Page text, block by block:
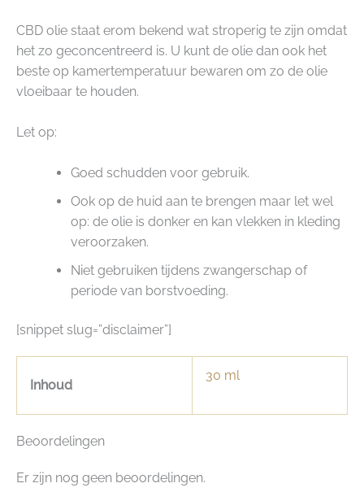
CBD olie staat erom bekend wat stroperig te zijn omdat
het zo geconcentreerd is. U kunt de olie dan ook het
beste op kamertemperatuur bewaren om zo de olie
vloeibaar te houden.
Let op:
Goed schudden voor gebruik.
Ook op de huid aan te brengen maar let wel
op: de olie is donker en kan vlekken in kleding
veroorzaken.
Niet gebruiken tijdens zwangerschap of
periode van borstvoeding.
[snippet slug=”disclaimer”]
Inhoud
30 ml
Beoordelingen
Er zijn nog geen beoordelingen.